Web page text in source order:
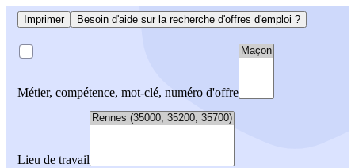
Imprimer Besoin d'aide sur la recherche d'offres d'emploi ?
Métier, compétence, mot-clé, numéro d'offre
Lieu de travail